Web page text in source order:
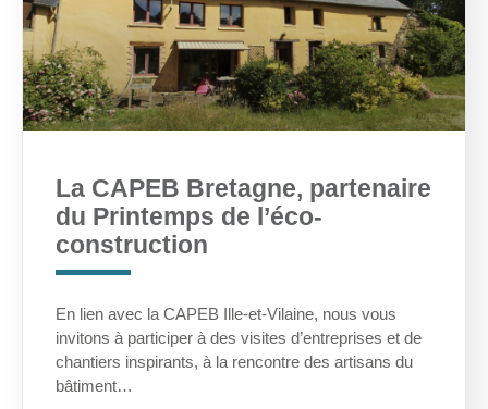
La CAPEB Bretagne, partenaire
du Printemps de l’éco-
construction
En lien avec la CAPEB Ille-et-Vilaine, nous vous
invitons à participer à des visites d’entreprises et de
chantiers inspirants, à la rencontre des artisans du
bâtiment…